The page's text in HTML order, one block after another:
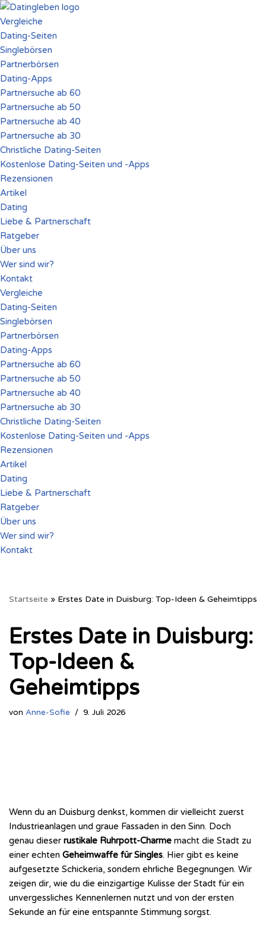
Zum
Inhalt
springen
Vergleiche
Dating-Seiten
Singlebörsen
Partnerbörsen
Dating-Apps
Partnersuche ab 60
Partnersuche ab 50
Partnersuche ab 40
Partnersuche ab 30
Christliche Dating-Seiten
Kostenlose Dating-Seiten und -Apps
Rezensionen
Artikel
Dating
Liebe & Partnerschaft
Ratgeber
Über uns
Wer sind wir?
Kontakt
Vergleiche
Dating-Seiten
Singlebörsen
Partnerbörsen
Dating-Apps
Partnersuche ab 60
Partnersuche ab 50
Partnersuche ab 40
Partnersuche ab 30
Christliche Dating-Seiten
Kostenlose Dating-Seiten und -Apps
Rezensionen
Artikel
Dating
Liebe & Partnerschaft
Ratgeber
Über uns
Wer sind wir?
Kontakt
Startseite » Erstes Date in Duisburg: Top-Ideen & Geheimtipps
Erstes Date in Duisburg:
Top-Ideen &
Geheimtipps
von Anne-Sofie 9. Juli 2026
Wenn du an Duisburg denkst, kommen dir vielleicht zuerst
Industrieanlagen und graue Fassaden in den Sinn. Doch
genau dieser rustikale Ruhrpott-Charme macht die Stadt zu
einer echten Geheimwaffe für Singles. Hier gibt es keine
aufgesetzte Schickeria, sondern ehrliche Begegnungen. Wir
zeigen dir, wie du die einzigartige Kulisse der Stadt für ein
unvergessliches Kennenlernen nutzt und von der ersten
Sekunde an für eine entspannte Stimmung sorgst.